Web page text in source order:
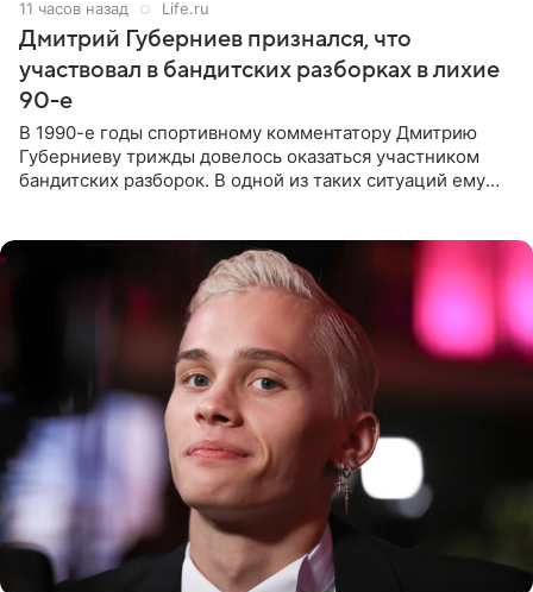
11 часов назад Life.ru
Дмитрий Губерниев признался, что
участвовал в бандитских разборках в лихие
90-е
В 1990-е годы спортивному комментатору Дмитрию
Губерниеву трижды довелось оказаться участником
бандитских разборок. В одной из таких ситуаций ему